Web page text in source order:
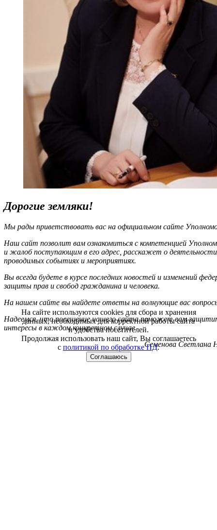
Дорогие земляки!
Мы рады приветствовать вас на официальном сайте
Наш сайт позволит вам ознакомиться с компетенцией
и жалоб поступающим в его адрес, расскажет о
проводимых событиях и мероприятиях.
Вы всегда будете в курсе последних новостей и изменений
защиты прав и свобод гражданина и человека.
На нашем сайте вы найдете ответы на волнующие вас
Надеемся, что посещение нашего сайта поможет вам
интересы в каждом конкретном случае.
Семенова Светлана
На сайте используются cookies для сбора и хранения
данных, необходимых для корректной работы сайта
и удобства посетителей.
Продолжая использовать наш сайт, Вы соглашаетесь
с политикой по обработке ПД.
Соглашаюсь